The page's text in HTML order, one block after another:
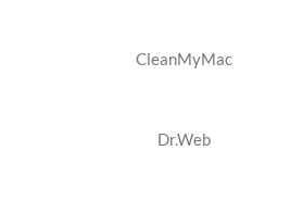
CleanMyMac
Dr.Web